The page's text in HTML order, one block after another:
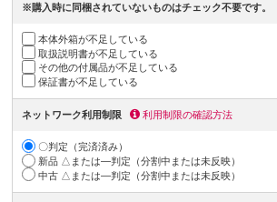
※購入時に同梱されていないものはチェック不要です。
本体外箱が不足している
取扱説明書が不足している
その他の付属品が不足している
保証書が不足している
ネットワーク利用制限 利用制限の確認方法
〇判定（完済済み）
新品 △または―判定（分割中または未反映）
中古 △または―判定（分割中または未反映）